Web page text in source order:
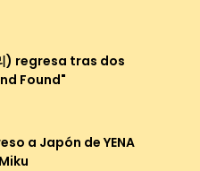
리) regresa tras dos
Found"
a Japón de YENA